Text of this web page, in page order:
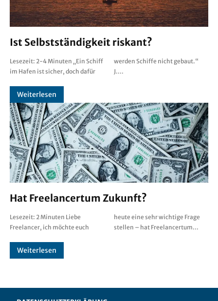
Ist Selbstständigkeit riskant?
Lesezeit: 2-4 Minuten „Ein Schiff
im Hafen ist sicher, doch dafür
werden Schiffe nicht gebaut.“
J....
Weiterlesen
Hat Freelancertum Zukunft?
Lesezeit: 2 Minuten Liebe
Freelancer, ich möchte euch
heute eine sehr wichtige Frage
stellen – hat Freelancertum...
Weiterlesen